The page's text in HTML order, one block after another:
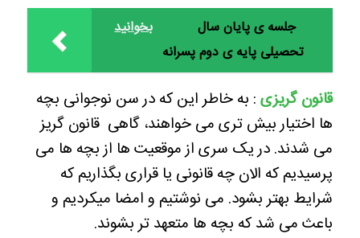
بخوانید
جلسه ی پایان سال
تحصیلی پایه ی دوم پسرانه
قانون گریزی: به خاطر این که در سن نوجوانی بچه
ها اختیار بیش تری می خواهند، گاهی قانون گریز
می شدند‌. در یک سری از موقعیت ها از بچه ها می
پرسیدیم که الان چه قانونی یا قراری بگذاریم که
شرایط بهتر بشود. می نوشتیم و امضا میکردیم و
باعث می شد که بچه ها متعهد تر بشوند.